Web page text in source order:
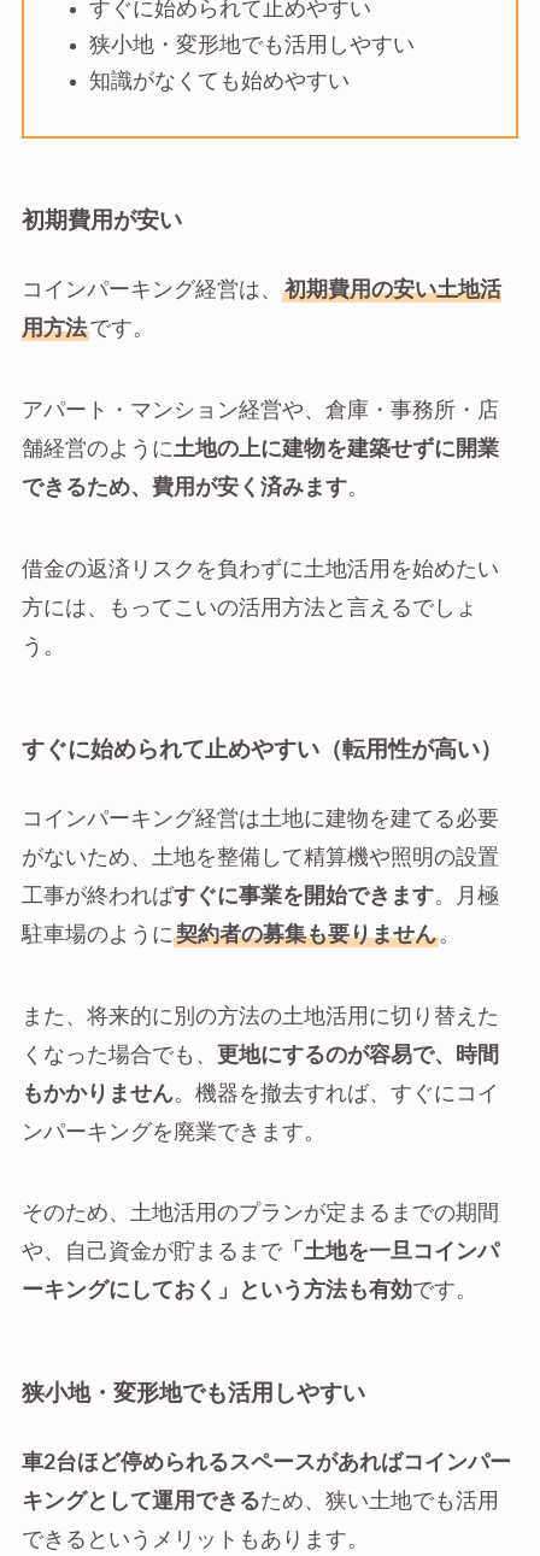
すぐに始められて止めやすい
狭小地・変形地でも活用しやすい
知識がなくても始めやすい
初期費用が安い
コインパーキング経営は、
初期費用の安い土地活
用方法です。
アパート・マンション経営や、倉庫・事務所・店
舗経営のように 土地の上に建物を建築せずに開業
できるため、費用が安く済みます。
借金の返済リスクを負わずに土地活用を始めたい
方には、もってこいの活用方法と言えるでしょ
う。
すぐに始められて止めやすい（転用性が高い）
コインパーキング経営は土地に建物を建てる必要
がないため、土地を整備して精算機や照明の設置
工事が終わればすぐに事業を開始できます。月極
駐車場のように 契約者の募集も要りません。
また、将来的に別の方法の土地活用に切り替えた
くなった場合でも、
更地にするのが容易で、時間
もかかりません。機器を撤去すれば、すぐにコイ
ンパーキングを廃業できます。
そのため、土地活用のプランが定まるまでの期間
や、自己資金が貯まるまで「土地を一旦コインパ
ーキングにしておく」という方法も有効です。
狭小地・変形地でも活用しやすい
車2台ほど停められるスペースがあればコインパー
キングとして運用できるため、狭い土地でも活用
できるというメリットもあります。